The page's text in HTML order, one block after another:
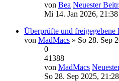
von Bea Neuester
Mi 14. Jan 2026, 21:38
Überprüfte und
von MadMacs » So 28. Sep
0
41388
von MadMacs
So 28. Sep 2025, 21:28